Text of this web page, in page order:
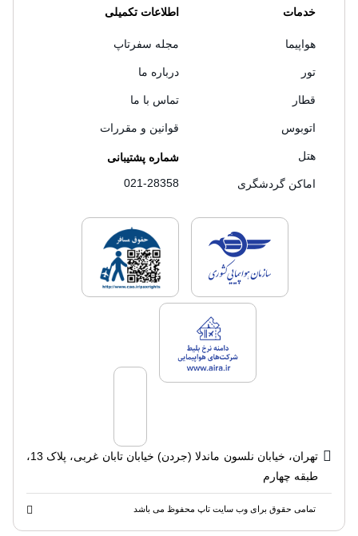
خدمات
هواپیما
تور
قطار
اتوبوس
هتل
اماکن گردشگری
اطلاعات تکمیلی
مجله سفرتاپ
درباره ما
تماس با ما
قوانین و مقررات
شماره پشتیبانی
021-28358
لایسنس های فروش سفرتاپلایسنس های
لایسنس های فروش سفرتاپ
تهران، خیابان نلسون ماندلا (جردن) خیابان تابان غربی، پلاک 13،
طبقه چهارم
تمامی حقوق برای وب سایت تاپ محفوظ می باشد